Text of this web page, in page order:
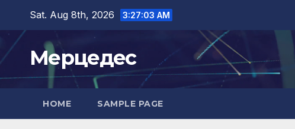
content
Sat. Aug 8th, 2026 3:27:04 AM
Мерцедес
HOME SAMPLE PAGE